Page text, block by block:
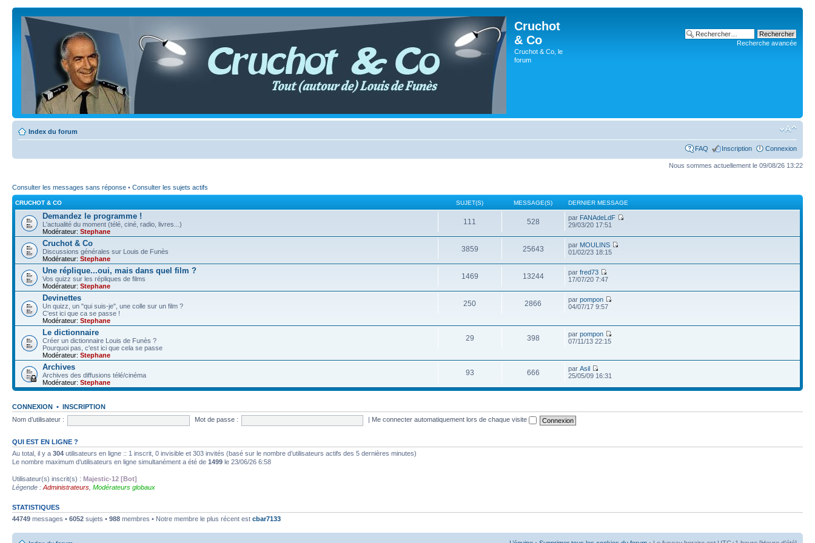
Cruchot
& Co
Cruchot & Co, le
forum
Recherche avancée
Index du forum
FAQ Inscription Connexion
Nous sommes actuellement le 09/08/26 13:22
Consulter les messages sans réponse • Consulter les sujets actifs
CRUCHOT & CO SUJET(S) MESSAGE(S) DERNIER MESSAGE
Demandez le programme !
L'actualité du moment (télé, ciné, radio, livres...)
Modérateur: Stephane
111 528 par FANAdeLdF
29/03/20 17:51
Cruchot & Co
Discussions générales sur Louis de Funès
Modérateur: Stephane
3859 25643 par MOULINS
01/02/23 18:15
Une réplique...oui, mais dans quel film ?
Vos quizz sur les répliques de films
Modérateur: Stephane
1469 13244 parfred73
17/07/20 7:47
Devinettes
Un quizz, un "qui suis-je", une colle sur un film ?
C'est ici que ca se passe !
Modérateur: Stephane
250 2866 parpompon
04/07/17 9:57
Le dictionnaire
Créer un dictionnaire Louis de Funès ?
Pourquoi pas, c'est ici que cela se passe
Modérateur: Stephane
29 398 parpompon
07/11/13 22:15
Archives
Archives des diffusions télé/cinéma
Modérateur: Stephane
93 666 parAsil
25/05/09 16:31
CONNEXION • INSCRIPTION
Nom d’utilisateur :
Mot de passe : Me connecter automatiquement lors de chaque visite
QUI EST EN LIGNE ?
Au total, il y a 304 utilisateurs en ligne :: 1 inscrit, 0 invisible et 303 invités (basé sur le nombre d’utilisateurs actifs des 5 dernières minutes)
Le nombre maximum d’utilisateurs en ligne simultanément a été de 1499 le 23/06/26 6:58
Utilisateur(s) inscrit(s) : Majestic-12 [Bot]
Légende : Administrateurs Modérateurs globaux
STATISTIQUES
44749 messages • 6052 sujets • 988 membres • Notre membre le plus récent est cbar7133